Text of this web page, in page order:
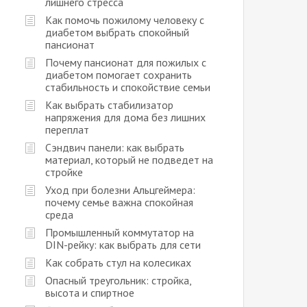
Как помочь пожилому человеку с
диабетом выбрать спокойный
пансионат
Почему пансионат для пожилых с
диабетом помогает сохранить
стабильность и спокойствие семьи
Как выбрать стабилизатор
напряжения для дома без лишних
переплат
Сэндвич панели: как выбрать
материал, который не подведет на
стройке
Уход при болезни Альцгеймера:
почему семье важна спокойная
среда
Промышленный коммутатор на
DIN-рейку: как выбрать для сети
Как собрать стул на колесиках
Опасный треугольник: стройка,
высота и спиртное